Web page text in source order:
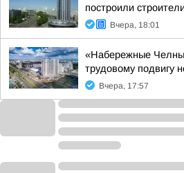
построили
Вчера, 18:01
«Набережные
трудовому подвигу
Вчера, 17:57